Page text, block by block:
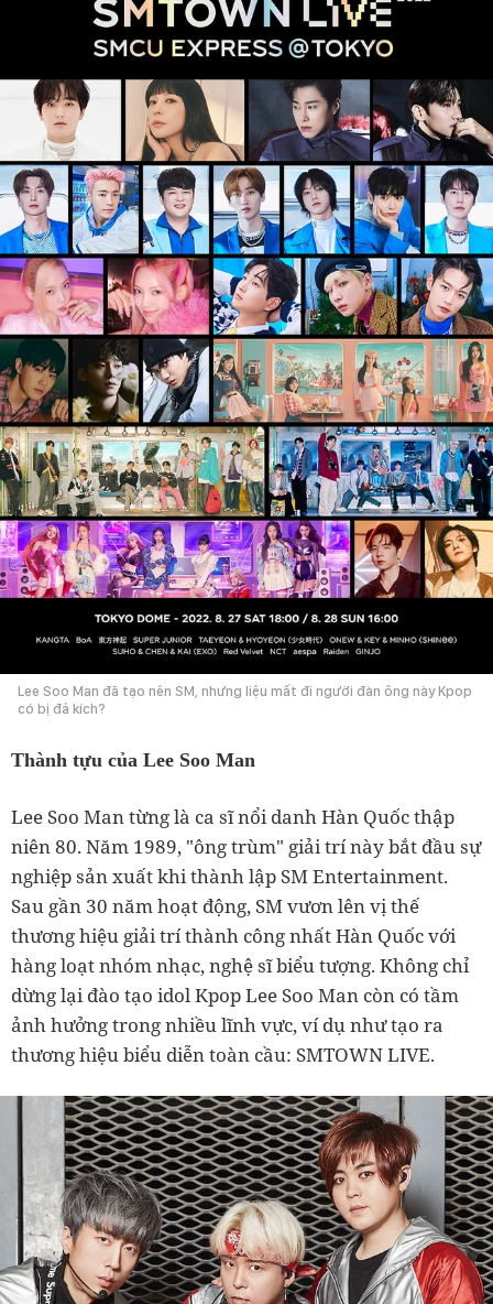
Lee Soo Man đã tạo nên SM, nhưng liệu mất đi người đàn ông này Kpop
có bị đả kích?
Thành tựu của Lee Soo Man
Lee Soo Man từng là ca sĩ nổi danh Hàn Quốc thập
niên 80. Năm 1989, "ông trùm" giải trí này bắt đầu sự
nghiệp sản xuất khi thành lập SM Entertainment.
Sau gần 30 năm hoạt động, SM vươn lên vị thế
thương hiệu giải trí thành công nhất Hàn Quốc với
hàng loạt nhóm nhạc, nghệ sĩ biểu tượng. Không chỉ
dừng lại đào tạo idol Kpop Lee Soo Man còn có tầm
ảnh hưởng trong nhiều lĩnh vực, ví dụ như tạo ra
thương hiệu biểu diễn toàn cầu: SMTOWN LIVE.